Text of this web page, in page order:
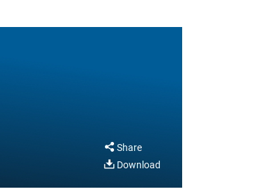
Share
Download